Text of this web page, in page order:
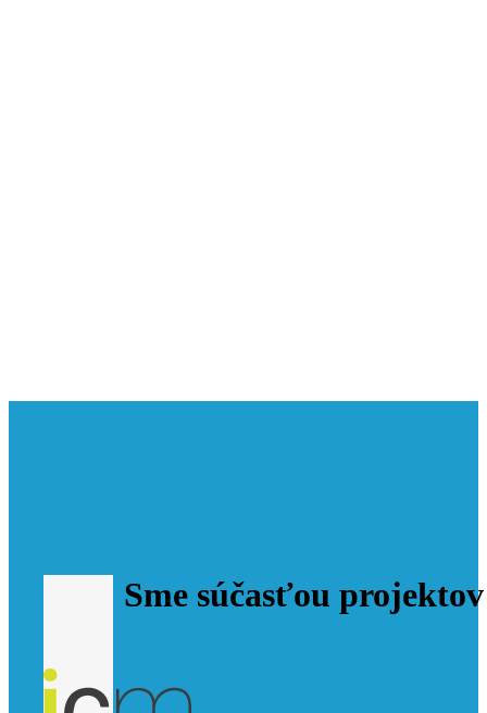
Sme súčasťou projektov